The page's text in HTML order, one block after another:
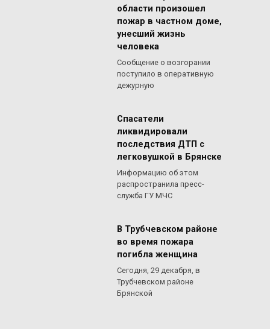
области произошел
пожар в частном доме,
унесший жизнь
человека
Сообщение о возгорании
поступило в оперативную
дежурную
Спасатели
ликвидировали
последствия ДТП с
легковушкой в Брянске
Информацию об этом
распространила пресс-
служба ГУ МЧС
В Трубчевском районе
во время пожара
погибла женщина
Сегодня, 29 декабря, в
Трубчевском районе
Брянской